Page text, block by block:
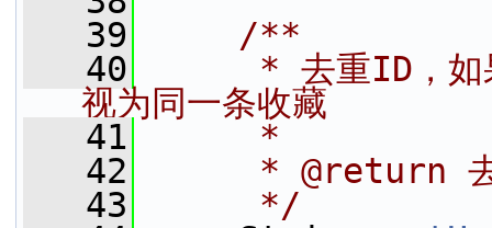
   39
    /**
   40
* 去重ID，如
视为同一条收藏
   41
     *
   42
* @return
   43
     */